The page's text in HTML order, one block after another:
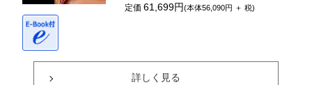
定価61,699円(本体56,090円 ＋ 税)
詳しく見る